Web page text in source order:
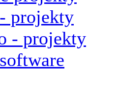
projekty
- projekty